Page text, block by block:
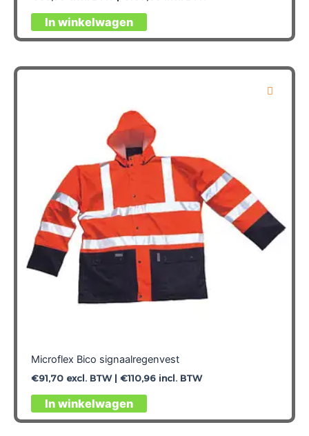
In winkelwagen
Dit
product
meerdere
kan
gekozen
worden
productpagina
Microflex Bico signaalregenvest
€91,70excl. BTW | €110,96incl. BTW
In winkelwagen
Dit
product